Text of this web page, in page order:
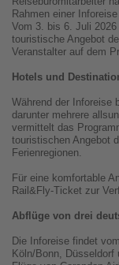
Rahmen einer
Vom 3. bis 6. Juli
touristische Angebot
Veranstalter auf dem
Hotels und
Während der Inforeise
darunter mehrere
vermittelt das
touristischen Angebot
Ferienregionen.
Für eine komfortable
Rail&Fly-Ticket zur
Abflüge von drei
Die Inforeise findet
Köln/Bonn,